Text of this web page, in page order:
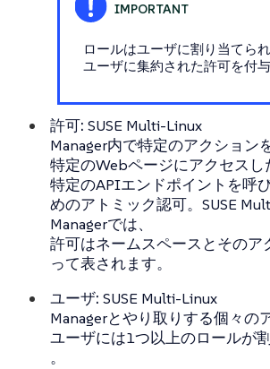
ロールはユーザに割り当てられ
ユーザに集約された許可を付与
許可: SUSE Multi-Linux
Manager内で特定のアクション
特定のWebページにアクセスし
特定のAPIエンドポイントを呼
めのアトミック認可。SUSE
Managerでは、
許可はネームスペースとそのア
って表されます。
ユーザ: SUSE Multi-Linux
Managerとやり取りする個々の
ユーザには1つ以上のロールが
。